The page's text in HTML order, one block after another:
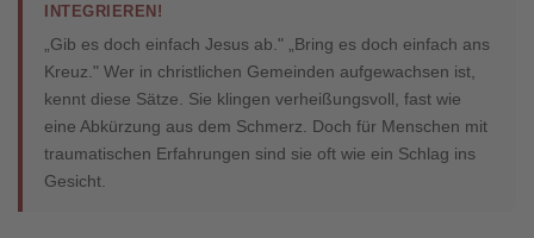
INTEGRIEREN!
„Gib es doch einfach Jesus ab." „Bring es doch einfach ans
Kreuz." Wer in christlichen Gemeinden aufgewachsen ist,
kennt diese Sätze. Sie klingen verheißungsvoll, fast wie
eine Abkürzung aus dem Schmerz. Doch für Menschen mit
traumatischen Erfahrungen sind sie oft wie ein Schlag ins
Gesicht.